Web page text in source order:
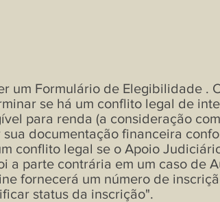
um Formulário de Elegibilidade .
se há um conflito legal de
para renda (a consideração
documentação financeira
conflito legal se o Apoio
a parte contrária em um caso de
fornecerá um número de
status da inscrição".